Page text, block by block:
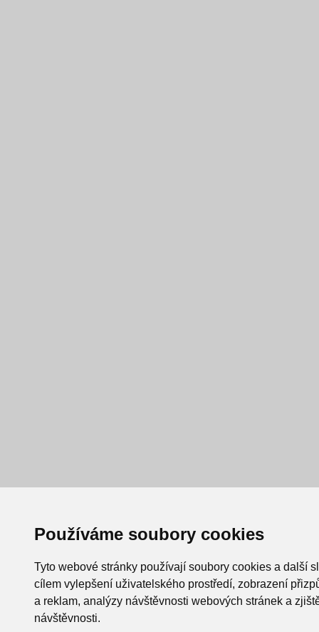
Používáme soubory cookies
Tyto webové stránky používají soubory cookies a další
cílem vylepšení uživatelského prostředí, zobrazení
a reklam, analýzy návštěvnosti webových stránek a
návštěvnosti.